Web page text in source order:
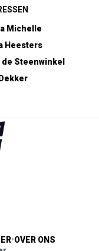
Michelle
Heesters
de Steenwinkel
•OVER ONS